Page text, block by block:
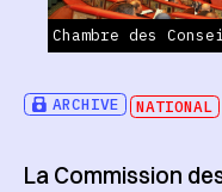
ARCHIVE NATIONAL
Chambre des
La Commission